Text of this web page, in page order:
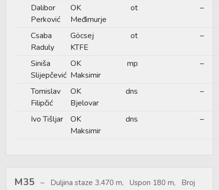
Dalibor
Perković
OK
Međimurje
ot –
Csaba
Raduly
Göcsej
KTFE
ot –
Siniša
Slijepčević
OK
Maksimir
mp –
Tomislav
Filipčić
OK
Bjelovar
dns –
Ivo Tišljar
OK
Maksimir
dns –
M35
Duljina staze 3.470 m, Uspon 180 m, Broj